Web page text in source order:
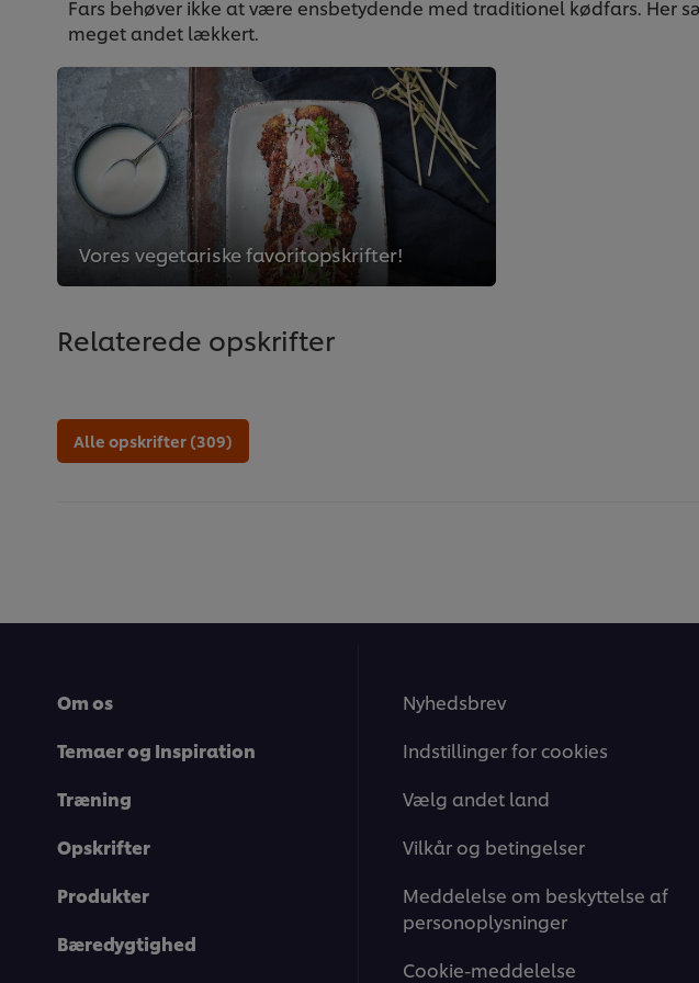
Fars behøver ikke at være ensbetydende med traditionel kødfars.
meget andet lækkert.
Vores vegetariske favoritopskrifter!
Relaterede opskrifter
Alle opskrifter (309)
Om os
Temaer og Inspiration
Træning
Opskrifter
Produkter
Bæredygtighed
Nyhedsbrev
Indstillinger for cookies
Vælg andet land
Vilkår og betingelser
Meddelelse om beskyttelse af
personoplysninger
Cookie-meddelelse